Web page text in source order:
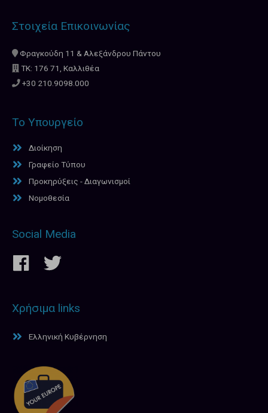
Στοιχεία Επικοινωνίας
Φραγκούδη 11 & Αλεξάνδρου Πάντου
ΤΚ: 176 71, Καλλιθέα
+30 210.9098.000
Το Υπουργείο
Διοίκηση
Γραφείο Τύπου
Προκηρύξεις - Διαγωνισμοί
Νομοθεσία
Social Media
Χρήσιμα links
Ελληνική Κυβέρνηση